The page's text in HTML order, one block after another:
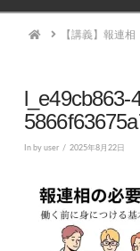
Home【講義】報連相
l_e49cb863-
In by user 2025年8月22日